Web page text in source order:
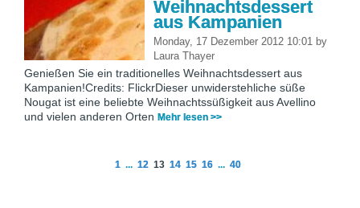
Weihnachtsdessert
aus Kampanien
Monday, 17 Dezember 2012 10:01 by
Laura Thayer
Genießen Sie ein traditionelles Weihnachtsdessert aus
Kampanien!Credits: FlickrDieser unwiderstehliche süße
Nougat ist eine beliebte Weihnachtssüßigkeit aus Avellino
und vielen anderen Orten Mehr lesen >>
1 ... 12 13 14 15 16 ... 40